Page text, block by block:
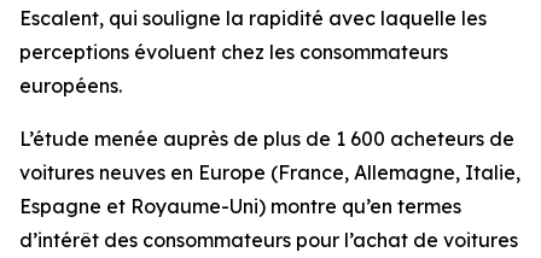
Escalent, qui souligne la rapidité avec laquelle les
perceptions évoluent chez les consommateurs
européens.
L’étude menée auprès de plus de 1 600 acheteurs de
voitures neuves en Europe (France, Allemagne, Italie,
Espagne et Royaume-Uni) montre qu’en termes
d’intérêt des consommateurs pour l’achat de voitures